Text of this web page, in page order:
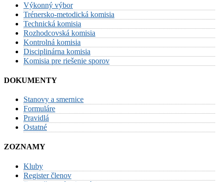
Výkonný výbor
Trénersko-metodická komisia
Technická komisia
Rozhodcovská komisia
Kontrolná komisia
Disciplinárna komisia
Komisia pre riešenie sporov
DOKUMENTY
Stanovy a smernice
Formuláre
Pravidlá
Ostatné
ZOZNAMY
Kluby
Register členov